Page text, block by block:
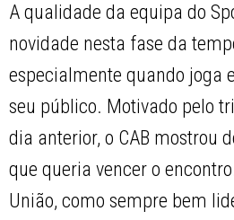
A qualidade da equipa do
novidade nesta fase da
especialmente quando joga
seu público. Motivado pelo
dia anterior, o CAB mostrou
que queria vencer o
União, como sempre bem